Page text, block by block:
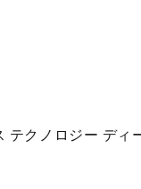
クノロジー ディ